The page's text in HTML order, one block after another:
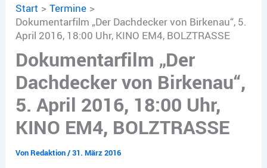
Start
Termine
Dokumentarfilm „Der Dachdecker von Birkenau“, 5.
April 2016, 18:00 Uhr, KINO EM4, BOLZTRASSE
Dokumentarfilm „Der
Dachdecker von Birkenau“,
5. April 2016, 18:00 Uhr,
KINO EM4, BOLZTRASSE
VonRedaktion/31. März 2016